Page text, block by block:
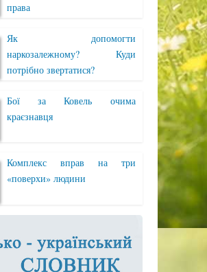
права
Як допомогти
наркозалежному? Куди
потрібно звертатися?
Бої за Ковель очима
краєзнавця
Комплекс вправ на три
«поверхи» людини